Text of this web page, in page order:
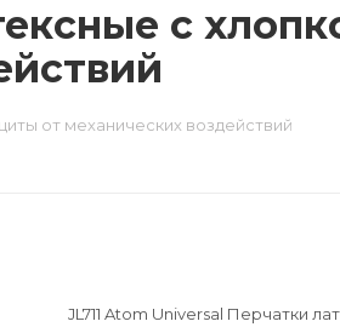
с
от механических воздействий
JL711 Atom Universal Перчатки